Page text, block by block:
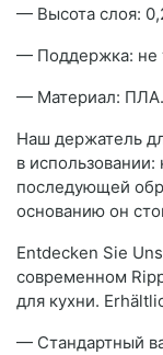
— Высота слоя:
— Поддержка: не
— Материал: ПЛА.
Наш держатель
в использовании:
последующей
основанию он
Entdecken Sie
современном
для кухни.
— Стандартный